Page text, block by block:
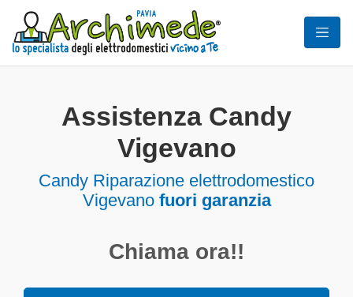
Assistenza Candy
Vigevano
Candy Riparazione elettrodomestico
Vigevano fuori garanzia
Chiama ora!!